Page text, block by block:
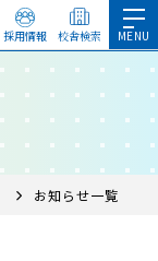
採用情報 校舎検索
お知らせ一覧